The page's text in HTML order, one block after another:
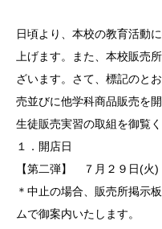
日頃より、本校の教育活動
上げます。また、本校販売
ざいます。さて、標記のと
売並びに他学科商品販売を
生徒販売実習の取組を御覧く
１．開店日
【第二弾】 ７月２９日(
＊中止の場合、販売所掲示
ムで御案内いたします。